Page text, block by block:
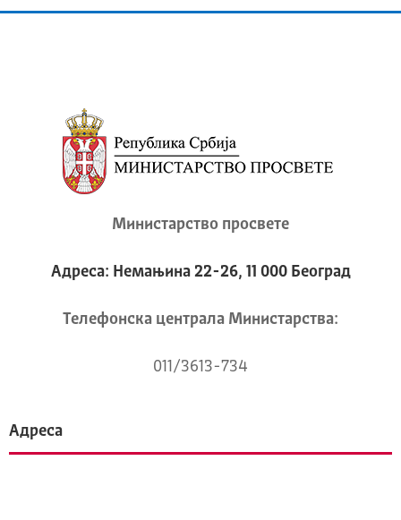
Министарство просвете
Адреса: Немањина 22-26, 11 000 Београд
Телeфонска централа Mинистарства:
011/3613-734
Адреса